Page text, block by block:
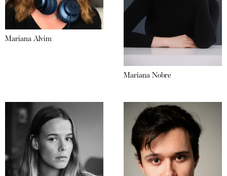
Mariana Alvim
Mariana Nobre